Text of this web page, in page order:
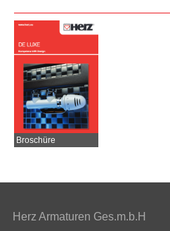
Broschüre
Herz Armaturen Ges.m.b.H